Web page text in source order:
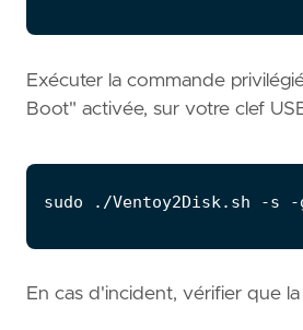
Exécuter la commande
Boot" activée, sur votre clef
En cas d'incident, vérifier que